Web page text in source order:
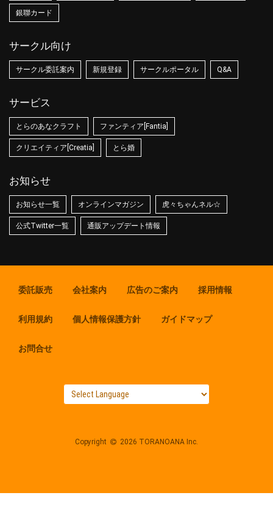
銀聯カード
サークル向け
サークル委託案内 新規登録 サークルポータル Q&A
サービス
とらのあなクラフト ファンティア[Fantia]
クリエイティア[Creatia] とら婚
お知らせ
お知らせ一覧 オンラインマガジン 虎々ちゃんネル☆
公式Twitter一覧 通販アップデート情報
委託販売 会社案内 広告のご案内 採用情報
利用規約 個人情報保護方針 ガイドマップ
お問合せ
Copyright 2026 TORANOANA Inc.